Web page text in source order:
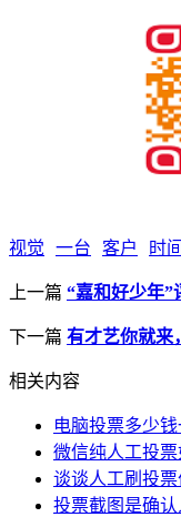
视觉 一台 客户 时间
上一篇 “嘉和好少年”
下一篇 有才艺你就来
相关内容
电脑投票多少
微信纯人工投
谈谈人工刷投
投票截图是确